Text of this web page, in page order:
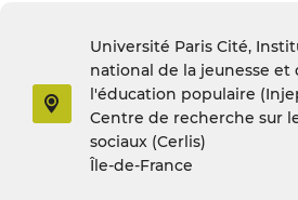
Université Paris Cité,
national de la jeunesse et
l'éducation populaire
Centre de recherche sur
sociaux (Cerlis)
Île-de-France